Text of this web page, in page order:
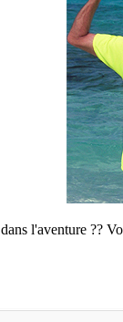
dans l'aventure ??